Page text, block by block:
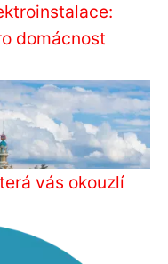
domácnost
vás okouzlí